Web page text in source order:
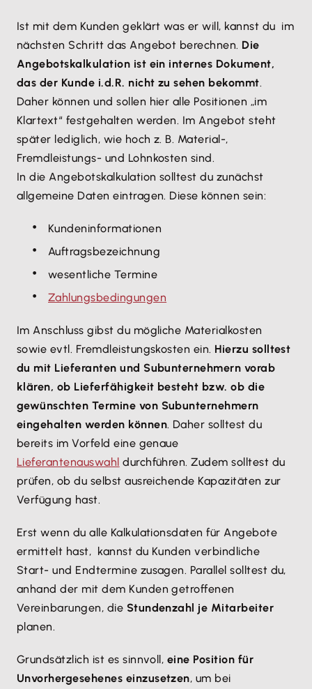
Ist mit dem Kunden geklärt was er will, kannst du im
nächsten Schritt das Angebot berechnen. Die
Angebotskalkulation ist ein internes Dokument,
das der Kunde i.d.R. nicht zu sehen bekommt.
Daher können und sollen hier alle Positionen „im
Klartext“ festgehalten werden. Im Angebot steht
später lediglich, wie hoch z. B. Material-,
Fremdleistungs- und Lohnkosten sind.
In die Angebotskalkulation solltest du zunächst
allgemeine Daten eintragen. Diese können sein:
Kundeninformationen
Auftragsbezeichnung
wesentliche Termine
Zahlungsbedingungen
Im Anschluss gibst du mögliche Materialkosten
sowie evtl. Fremdleistungskosten ein. Hierzu solltest
du mit Lieferanten und Subunternehmern vorab
klären, ob Lieferfähigkeit besteht bzw. ob die
gewünschten Termine von Subunternehmern
eingehalten werden können. Daher solltest du
bereits im Vorfeld eine genaue
Lieferantenauswahl durchführen. Zudem solltest du
prüfen, ob du selbst ausreichende Kapazitäten zur
Verfügung hast.
Erst wenn du alle Kalkulationsdaten für Angebote
ermittelt hast, kannst du Kunden verbindliche
Start- und Endtermine zusagen. Parallel solltest du,
anhand der mit dem Kunden getroffenen
Vereinbarungen, die Stundenzahl je Mitarbeiter
planen.
Grundsätzlich ist es sinnvoll, eine Position für
Unvorhergesehenes einzusetzen, um bei